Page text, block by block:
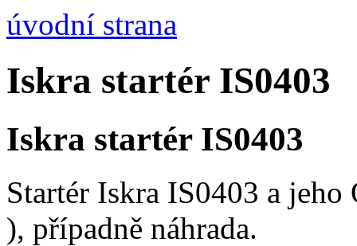
úvodní strana
Iskra startér IS0403
Iskra startér IS0403
Startér Iskra IS0403 a
), případně náhrada.